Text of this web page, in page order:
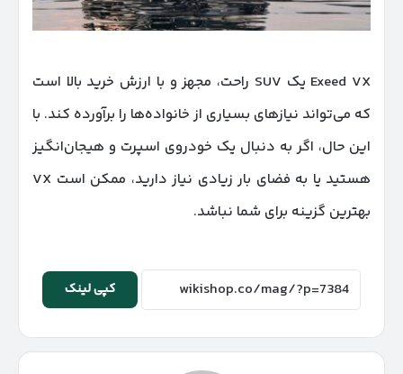
Exeed VX یک SUV راحت، مجهز و با ارزش خرید بالا است
که می‌تواند نیازهای بسیاری از خانواده‌ها را برآورده کند. با
این حال، اگر به دنبال یک خودروی اسپرت و هیجان‌انگیز
هستید یا به فضای بار زیادی نیاز دارید، ممکن است VX
بهترین گزینه برای شما نباشد.
کپی لینک